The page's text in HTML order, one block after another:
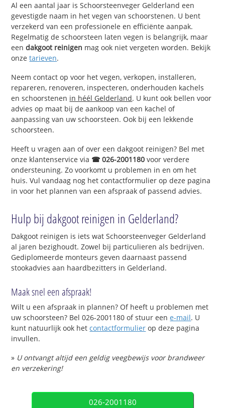
Al een aantal jaar is Schoorsteenveger Gelderland een
gevestigde naam in het vegen van schoorstenen. U bent
verzekerd van een professionele en efficiënte aanpak.
Regelmatig de schoorsteen laten vegen is belangrijk, maar
eendakgoot reinigen mag ook niet vergeten worden. Bekijk
onzetarieven.
Neem contact op voor het vegen, verkopen, installeren,
repareren, renoveren, inspecteren, onderhouden kachels
en schoorstenen in héél Gelderland. U kunt ook bellen voor
advies op maat bij de aankoop van een kachel of
aanpassing van uw schoorsteen. Ook bij een lekkende
schoorsteen.
Heeft u vragen aan of over een dakgoot reinigen? Bel met
onze klantenservice via ☎ 026-2001180 voor verdere
ondersteuning. Zo voorkomt u problemen in en om het
huis. Vul vandaag nog het contactformulier op deze pagina
in voor het plannen van een afspraak of passend advies.
Hulp bij dakgoot reinigen in Gelderland?
Dakgoot reinigen is iets wat Schoorsteenveger Gelderland
al jaren bezighoudt. Zowel bij particulieren als bedrijven.
Gediplomeerde monteurs geven daarnaast passend
stookadvies aan haardbezitters in Gelderland.
Maak snel een afspraak!
Wilt u een afspraak in plannen? Of heeft u problemen met
uw schoorsteen? Bel 026-2001180 of stuur eene-mail. U
kunt natuurlijk ook hetcontactformulier op deze pagina
invullen.
» U ontvangt altijd een geldig veegbewijs voor brandweer
en verzekering!
026-2001180